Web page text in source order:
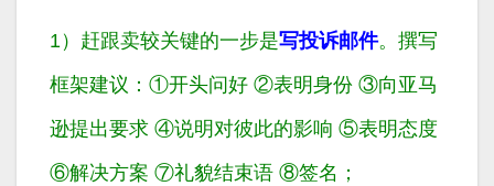
1）赶跟卖较关键的一步是写投诉邮件。撰写
框架建议：①开头问好 ②表明身份 ③向亚马
逊提出要求 ④说明对彼此的影响 ⑤表明态度
⑥解决方案 ⑦礼貌结束语 ⑧签名；